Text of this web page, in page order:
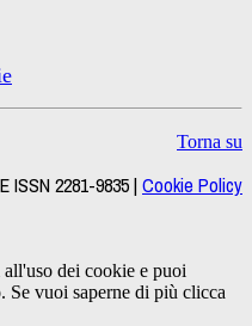
Torna su
ISSN 2281-9835 | Cookie Policy
dei cookie e puoi
Se vuoi saperne di più clicca